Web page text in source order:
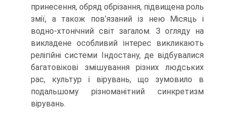
принесення, обряд обрізання, підвищена роль
змії, а також пов’язаний із нею Місяць і
водно-хтонічний світ загалом. З огляду на
викладене особливий інтерес викликають
релігійні системи Індостану, де відбувалися
багатовікові змішування різних людських
рас, культур і вірувань, що зумовило в
подальшому різноманіт­ний синкретизм
вірувань.